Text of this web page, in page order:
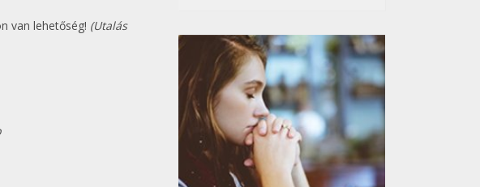
van lehetőség! (Utalás